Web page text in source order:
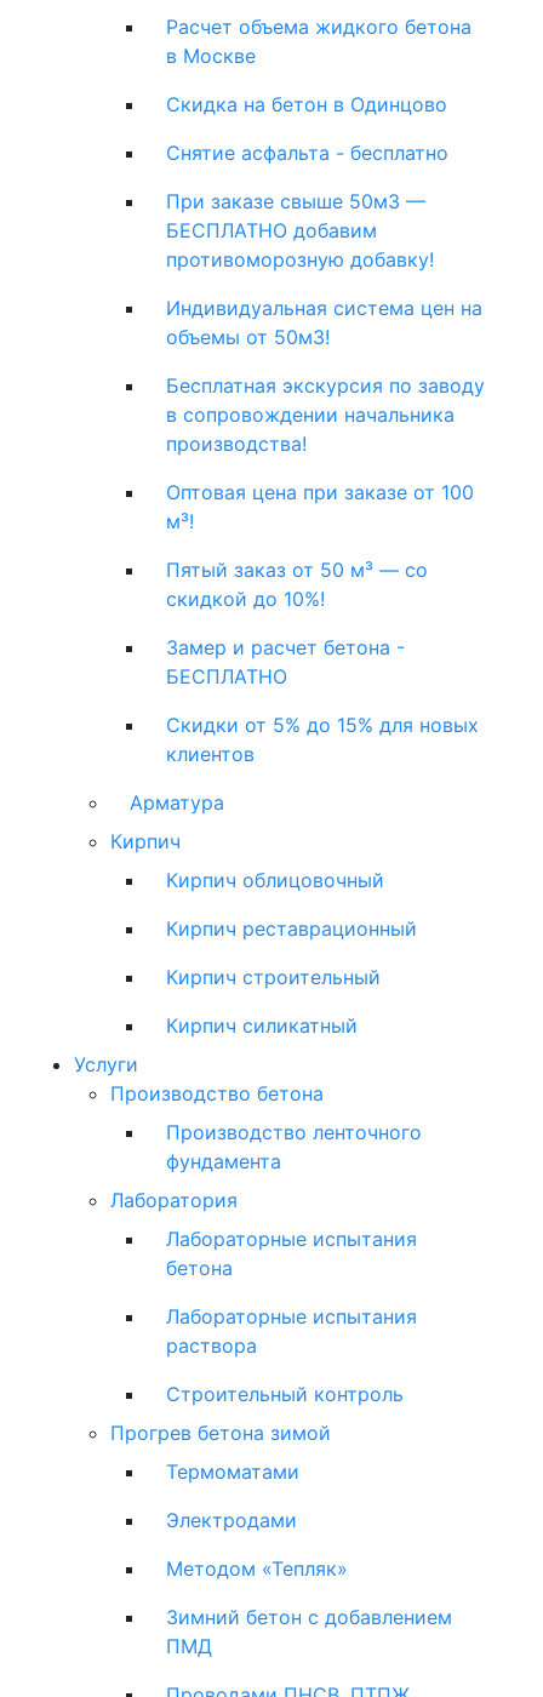
Расчет объема жидкого бетона
в Москве
Скидка на бетон в Одинцово
Снятие асфальта - бесплатно
При заказе свыше 50м3 —
БЕСПЛАТНО добавим
противоморозную добавку!
Индивидуальная система цен на
объемы от 50м3!
Бесплатная экскурсия по заводу
в сопровождении начальника
производства!
Оптовая цена при заказе от 100
м³!
Пятый заказ от 50 м³ — со
скидкой до 10%!
Замер и расчет бетона -
БЕСПЛАТНО
Скидки от 5% до 15% для новых
клиентов
Арматура
Кирпич
Кирпич облицовочный
Кирпич реставрационный
Кирпич строительный
Кирпич силикатный
Услуги
Производство бетона
Производство ленточного
фундамента
Лаборатория
Лабораторные испытания
бетона
Лабораторные испытания
раствора
Строительный контроль
Прогрев бетона зимой
Термоматами
Электродами
Методом «Тепляк»
Зимний бетон с добавлением
ПМД